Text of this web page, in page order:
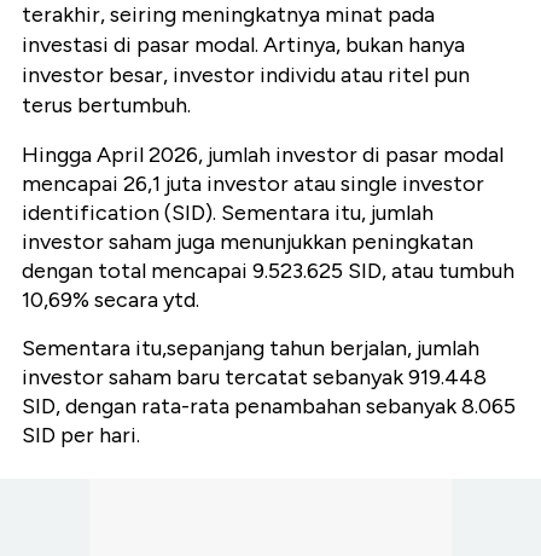
terakhir, seiring meningkatnya minat pada
investasi di pasar modal. Artinya, bukan hanya
investor besar, investor individu atau ritel pun
terus bertumbuh.
Hingga April 2026, jumlah investor di pasar modal
mencapai 26,1 juta investor atau single investor
identification (SID). Sementara itu, jumlah
investor saham juga menunjukkan peningkatan
dengan total mencapai 9.523.625 SID, atau tumbuh
10,69% secara ytd.
Sementara itu,sepanjang tahun berjalan, jumlah
investor saham baru tercatat sebanyak 919.448
SID, dengan rata-rata penambahan sebanyak 8.065
SID per hari.